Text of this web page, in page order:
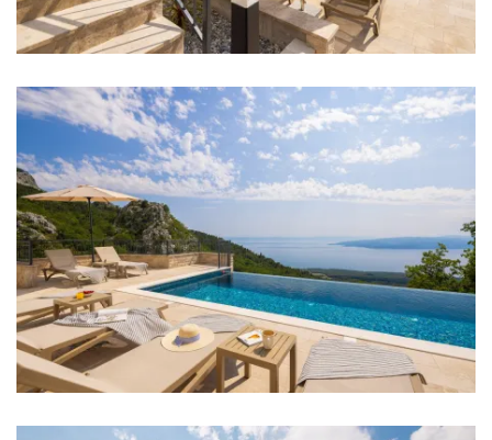
Perilica rublja
Sušilica rublja
Sušilo za kosu
Pegla za robu
Ručnici
Kuhinja
Štednjak